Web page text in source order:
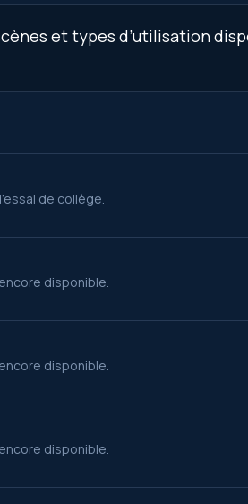
et types d’utilisation
de collège.
disponible.
disponible.
disponible.